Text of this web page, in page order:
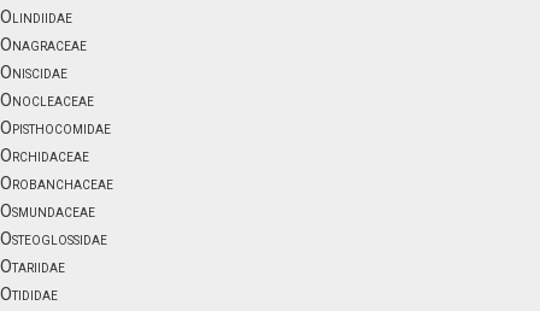
Olindiidae
Onagraceae
Oniscidae
Onocleaceae
Opisthocomidae
Orchidaceae
Orobanchaceae
Osmundaceae
Osteoglossidae
Otariidae
Otididae